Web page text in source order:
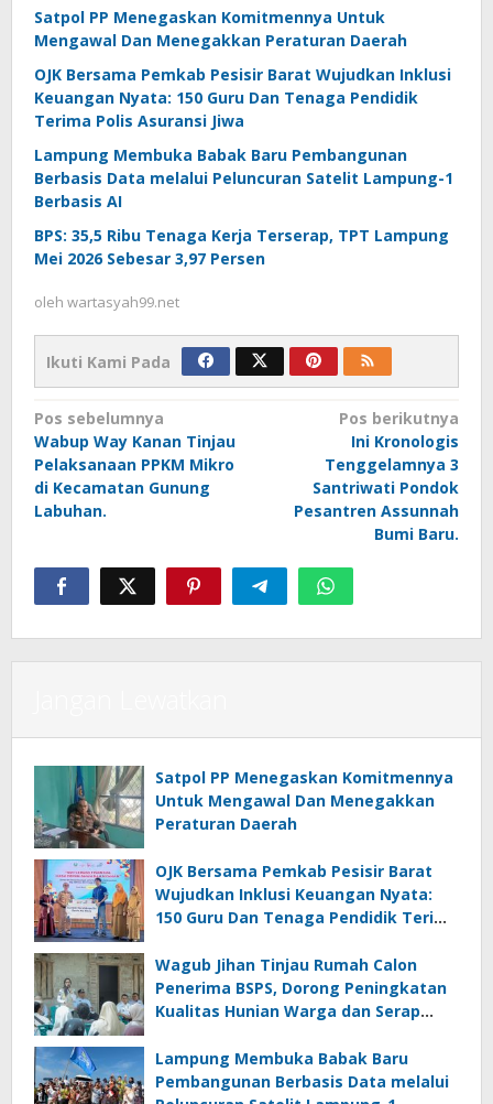
Satpol PP Menegaskan Komitmennya Untuk
Mengawal Dan Menegakkan Peraturan Daerah
OJK Bersama Pemkab Pesisir Barat Wujudkan Inklusi
Keuangan Nyata: 150 Guru Dan Tenaga Pendidik
Terima Polis Asuransi Jiwa
Lampung Membuka Babak Baru Pembangunan
Berbasis Data melalui Peluncuran Satelit Lampung-1
Berbasis AI
BPS: 35,5 Ribu Tenaga Kerja Terserap, TPT Lampung
Mei 2026 Sebesar 3,97 Persen
oleh wartasyah99.net
Ikuti Kami Pada
Navigasi
pos
Pos sebelumnya
Wabup Way Kanan Tinjau
Pelaksanaan PPKM Mikro
di Kecamatan Gunung
Labuhan.
Pos berikutnya
Ini Kronologis
Tenggelamnya 3
Santriwati Pondok
Pesantren Assunnah
Bumi Baru.
Satpol PP Menegaskan Komitmennya
Untuk Mengawal Dan Menegakkan
Peraturan Daerah
OJK Bersama Pemkab Pesisir Barat
Wujudkan Inklusi Keuangan Nyata:
150 Guru Dan Tenaga Pendidik Terima
Wagub Jihan Tinjau Rumah Calon
Penerima BSPS, Dorong Peningkatan
Kualitas Hunian Warga dan Serap
Lampung Membuka Babak Baru
Pembangunan Berbasis Data melalui